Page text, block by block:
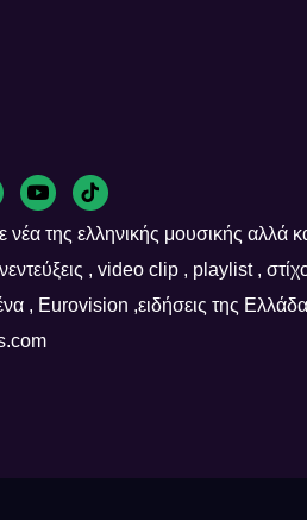
νέα της ελληνικής μουσικής
, video clip , playlist ,
, Eurovision ,ειδήσεις της